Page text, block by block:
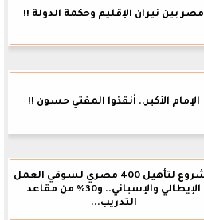
مصر بين نيران الإقليم وحكمة الدولة !!
الإمام الأكبر.. أنقذوا المفتي حسون !!
مشروع لتأهيل 400 مصري لسوقي العمل
الإيطالي والإسباني.. و30% من مقاعد
التدريب...